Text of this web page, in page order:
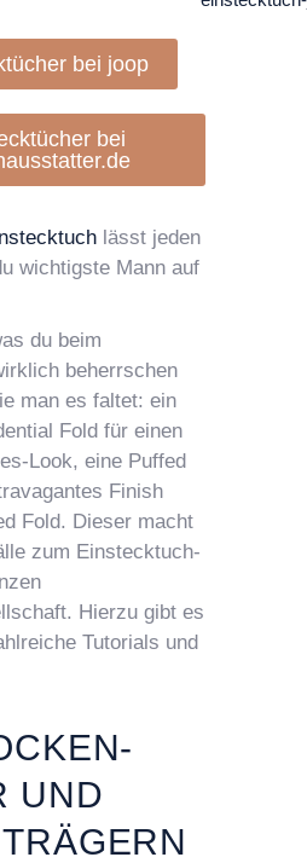
bei joop
bei
lässt jeden
wichtigste Mann auf
du beim
beherrschen
man es faltet: ein
Fold für einen
Look, eine Puffed
Finish
Fold. Dieser macht
zum Einstecktuch-
Hierzu gibt es
Tutorials und
UND